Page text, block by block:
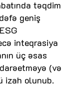
təqdim
geniş
inteqrasiya
üç əsas
(və
izah olunub.